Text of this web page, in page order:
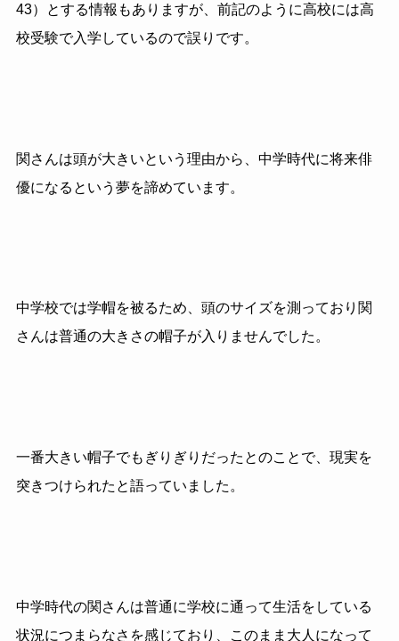
43）とする情報もありますが、前記のように高校には高
校受験で入学しているので誤りです。
関さんは頭が大きいという理由から、中学時代に将来俳
優になるという夢を諦めています。
中学校では学帽を被るため、頭のサイズを測っており関
さんは普通の大きさの帽子が入りませんでした。
一番大きい帽子でもぎりぎりだったとのことで、現実を
突きつけられたと語っていました。
中学時代の関さんは普通に学校に通って生活をしている
状況につまらなさを感じており、このまま大人になって